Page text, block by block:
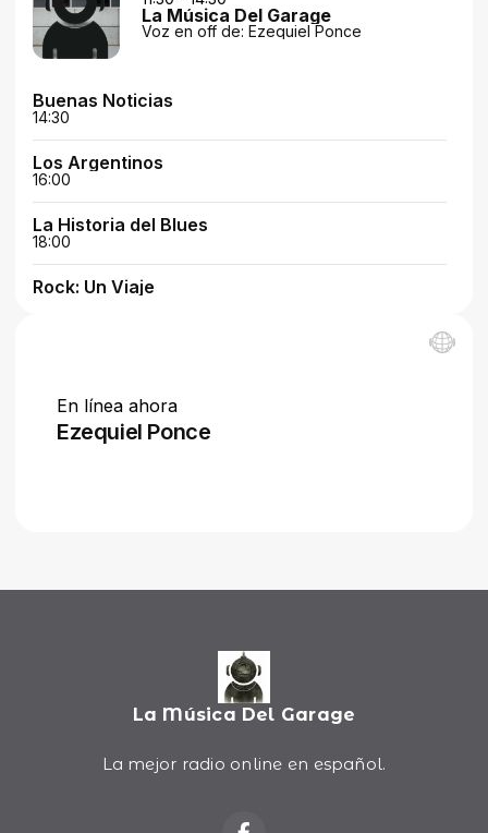
La Música Del Garage
La mejor radio online en español.